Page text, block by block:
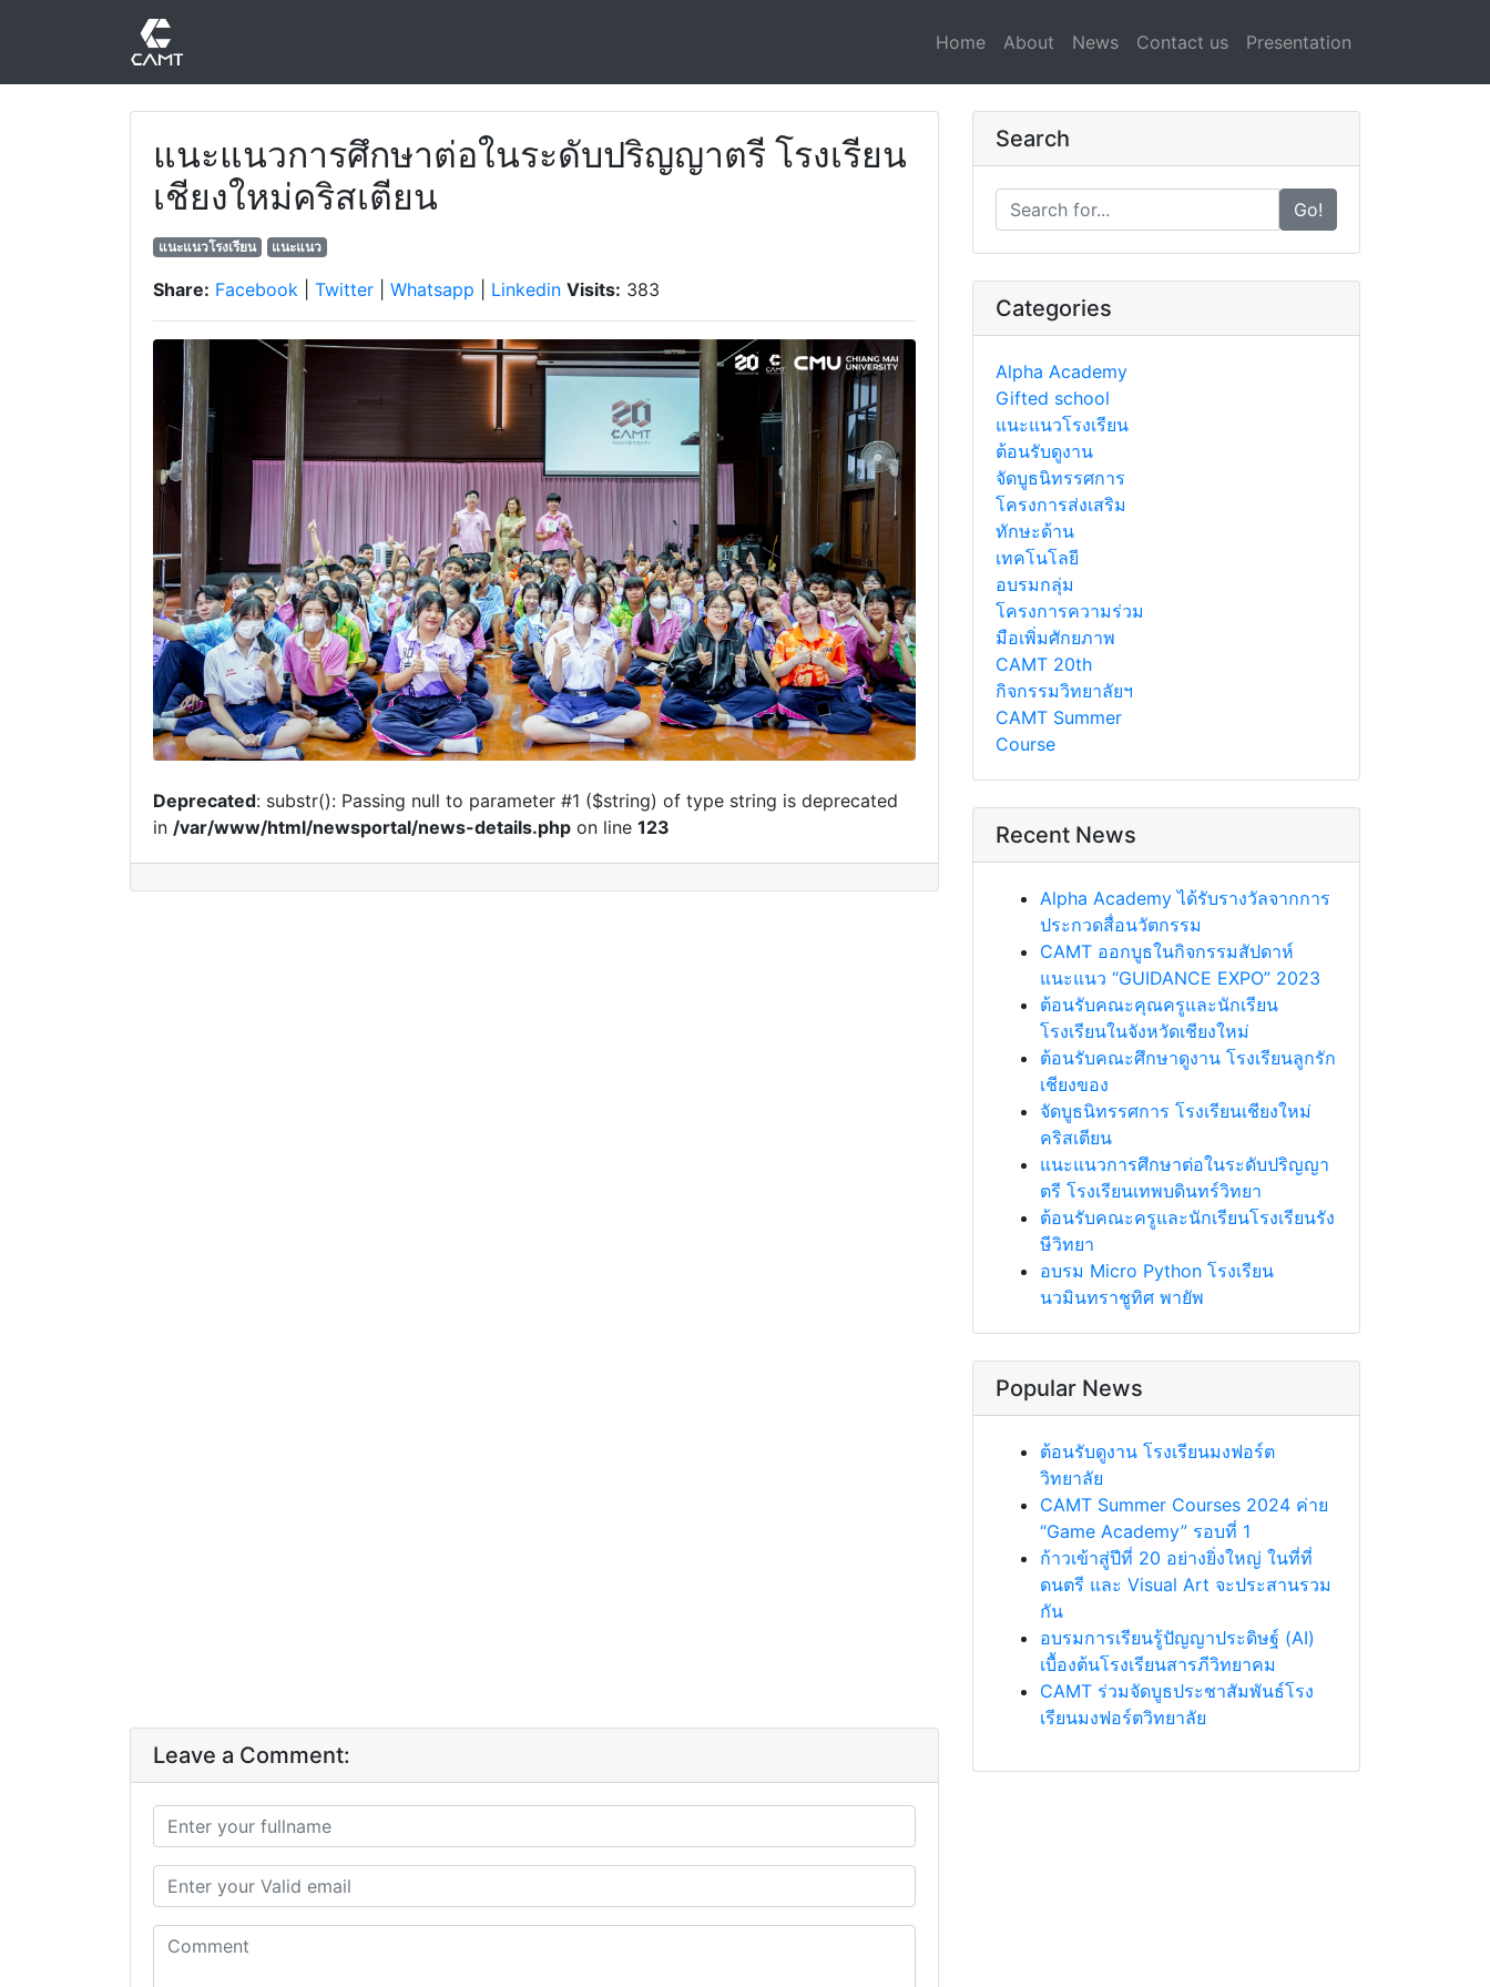
Home About News Contact us Presentation
แนะแนวการศึกษาต่อในระดับปริญญาตรี โรงเรียน
เชียงใหม่คริสเตียน
แนะแนวโรงเรียน แนะแนว
Share: Facebook Twitter Whatsapp Linkedin Visits: 383
Deprecated: substr(): Passing null to parameter #1 ($string) of type string is deprecated
in /var/www/html/newsportal/news-details.php on line 123
Search
Go!
Categories
Alpha Academy
Gifted school
แนะแนวโรงเรียน
ต้อนรับดูงาน
จัดบูธนิทรรศการ
โครงการส่งเสริม
ทักษะด้าน
เทคโนโลยี
อบรมกลุ่ม
โครงการความร่วม
มือเพิ่มศักยภาพ
CAMT 20th
กิจกรรมวิทยาลัยฯ
CAMT Summer
Course
Recent News
Alpha Academy ได้รับรางวัลจากการ
ประกวดสื่อนวัตกรรม
CAMT ออกบูธในกิจกรรมสัปดาห์
แนะแนว “GUIDANCE EXPO” 2023
ต้อนรับคณะคุณครูและนักเรียน
โรงเรียนในจังหวัดเชียงใหม่
ต้อนรับคณะศึกษาดูงาน โรงเรียนลูกรัก
เชียงของ
จัดบูธนิทรรศการ โรงเรียนเชียงใหม่
คริสเตียน
แนะแนวการศึกษาต่อในระดับปริญญา
ตรี โรงเรียนเทพบดินทร์วิทยา
ต้อนรับคณะครูและนักเรียนโรงเรียนรัง
ษีวิทยา
อบรม Micro Python โรงเรียน
นวมินทราชูทิศ พายัพ
Popular News
ต้อนรับดูงาน โรงเรียนมงฟอร์ต
วิทยาลัย
CAMT Summer Courses 2024 ค่าย
“Game Academy” รอบที่ 1
ก้าวเข้าสู่ปีที่ 20 อย่างยิ่งใหญ่ ในที่ที่
ดนตรี และ Visual Art จะประสานรวม
กัน
อบรมการเรียนรู้ปัญญาประดิษฐ์ (AI)
เบื้องต้นโรงเรียนสารภีวิทยาคม
CAMT ร่วมจัดบูธประชาสัมพันธ์โรง
เรียนมงฟอร์ตวิทยาลัย
Leave a Comment: